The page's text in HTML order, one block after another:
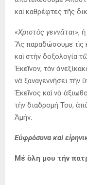
καὶ καθρέφτες τῆς
«Χριστὸς γεννᾶται», ἡ
Ἂς παραδώσουμε τὶς
καὶ στὴν δοξολογία
Ἐκεῖνον, τὸν
νὰ ξαναγεννήσει τὴν
Ἐκεῖνος καὶ νὰ
τὴν διαδρομή Του,
Ἀμήν.
Εὐφρόσυνα καὶ
Μέ ὅλη μου τήν